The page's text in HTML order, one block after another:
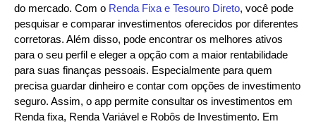
do mercado. Com o Renda Fixa e Tesouro Direto, você pode
pesquisar e comparar investimentos oferecidos por diferentes
corretoras. Além disso, pode encontrar os melhores ativos
para o seu perfil e eleger a opção com a maior rentabilidade
para suas finanças pessoais. Especialmente para quem
precisa guardar dinheiro e contar com opções de investimento
seguro. Assim, o app permite consultar os investimentos em
Renda fixa, Renda Variável e Robôs de Investimento. Em